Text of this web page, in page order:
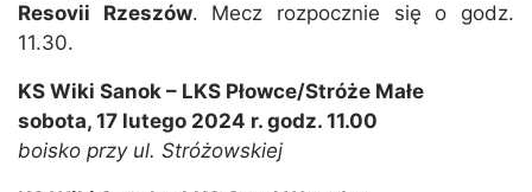
Resovii Rzeszów. Mecz rozpocznie się o godz.
11.30.
KS Wiki Sanok – LKS Płowce/Stróże Małe
sobota, 17 lutego 2024 r. godz. 11.00
boisko przy ul. Stróżowskiej